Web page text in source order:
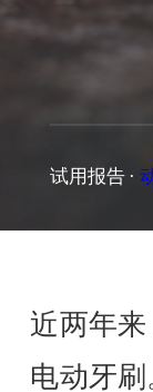
试用报告 ·
近两年
电动牙